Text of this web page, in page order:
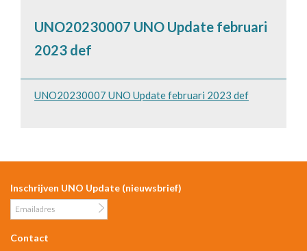
UNO20230007 UNO Update februari
2023 def
UNO20230007 UNO Update februari 2023 def
Inschrijven UNO Update (nieuwsbrief)
Contact